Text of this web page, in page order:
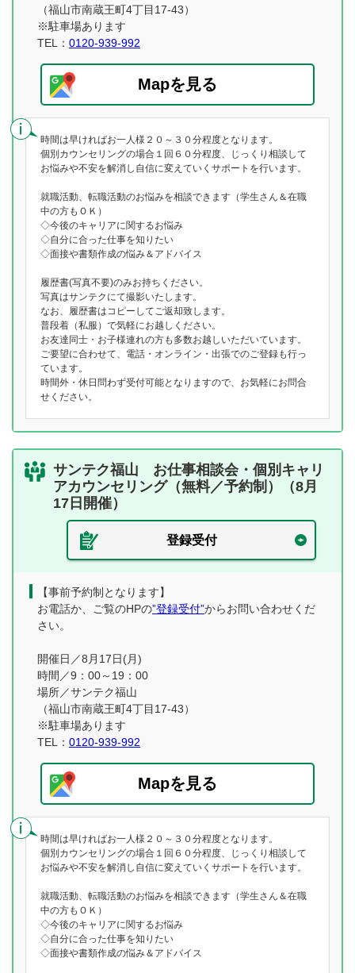
（福山市南蔵王町4丁目17-43）
※駐車場あります
TEL： 0120-939-992
Mapを見る
時間は早ければお一人様２０～３０分程度となります。
個別カウンセリングの場合１回６０分程度、じっくり相談して
お悩みや不安を解消し自信に変えていくサポートを行います。
就職活動、転職活動のお悩みを相談できます（学生さん＆在職
中の方もＯＫ）
◇今後のキャリアに関するお悩み
◇自分に合った仕事を知りたい
◇面接や書類作成の悩み＆アドバイス
履歴書(写真不要)のみお持ちください。
写真はサンテクにて撮影いたします。
なお、履歴書はコピーしてご返却致します。
普段着（私服）で気軽にお越しください。
お友達同士・お子様連れの方も多数お越しいただいています。
ご要望に合わせて、電話・オンライン・出張でのご登録も行っ
ています。
時間外・休日問わず受付可能となりますので、お気軽にお問合
せください。
サンテク福山 お仕事相談会・個別キャリ
アカウンセリング（無料／予約制）（8月
17日開催）
登録受付
【事前予約制となります】
お電話か、ご覧のHPの”登録受付”からお問い合わせくだ
さい。
開催日／8月17日(月)
時間／9：00～19：00
場所／サンテク福山
（福山市南蔵王町4丁目17-43）
※駐車場あります
TEL： 0120-939-992
Mapを見る
時間は早ければお一人様２０～３０分程度となります。
個別カウンセリングの場合１回６０分程度、じっくり相談して
お悩みや不安を解消し自信に変えていくサポートを行います。
就職活動、転職活動のお悩みを相談できます（学生さん＆在職
中の方もＯＫ）
◇今後のキャリアに関するお悩み
◇自分に合った仕事を知りたい
◇面接や書類作成の悩み＆アドバイス